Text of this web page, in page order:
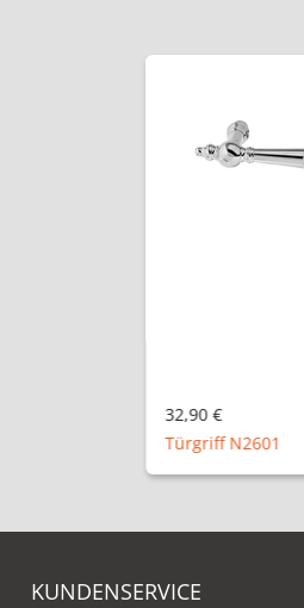
32,90 €
Türgriff N2601
KUNDENSERVICE